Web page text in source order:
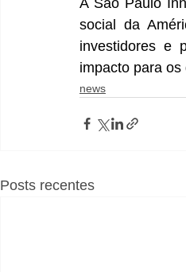
social da
investidores e
impacto para
news
Posts recentes